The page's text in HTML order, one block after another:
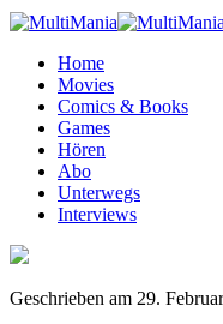
Home
Movies
Comics & Books
Games
Hören
Abo
Unterwegs
Interviews
Geschrieben am 29.